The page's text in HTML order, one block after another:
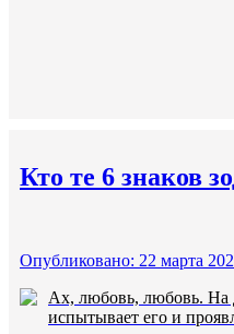
Кто те 6 знаков
Опубликовано: 22 марта
Ах, любовь, любовь. На
испытывает его и